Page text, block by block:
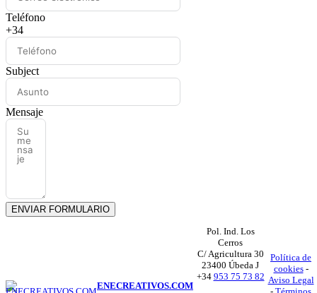
Teléfono
+34
Subject
Mensaje
ENVIAR FORMULARIO
ENECREATIVOS.COM
Pol. Ind. Los
Cerros
C/ Agricultura 30
23400 Úbeda J
+34 953 75 73 82
Política de
cookies-
Aviso Legal